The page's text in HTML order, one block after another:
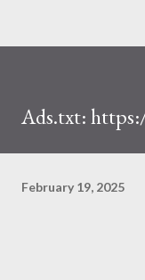
人生活淡出螢幕：近
夫老妻式」生活。 低
Ads.txt:
February 19, 2025